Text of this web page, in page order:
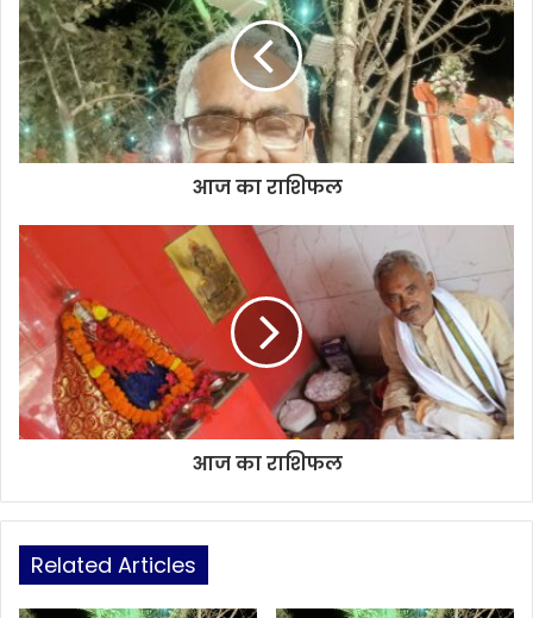
t
e
आज का राशिफल
आज का राशिफल
Related Articles